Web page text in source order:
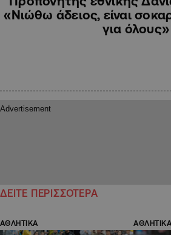
«Νιώθω άδειος, είναι
για όλους»
ΔΕΙΤΕ ΠΕΡΙΣΣΟΤΕΡΑ
ΑΘΛΗΤΙΚΑ ΑΘΛΗΤΙΚΑ